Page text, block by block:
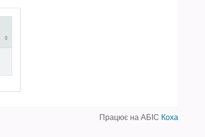
Працює на АБІС Коха